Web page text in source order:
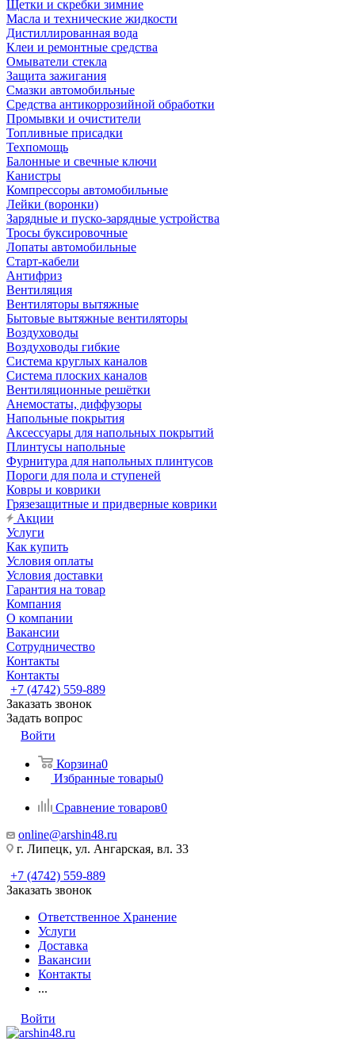
Щетки и скребки зимние
Масла и технические жидкости
Дистиллированная вода
Клеи и ремонтные средства
Омыватели стекла
Защита зажигания
Смазки автомобильные
Средства антикоррозийной обработки
Промывки и очистители
Топливные присадки
Техпомощь
Балонные и свечные ключи
Канистры
Компрессоры автомобильные
Лейки (воронки)
Зарядные и пуско-зарядные устройства
Тросы буксировочные
Лопаты автомобильные
Старт-кабели
Антифриз
Вентиляция
Вентиляторы вытяжные
Бытовые вытяжные вентиляторы
Воздуховоды
Воздуховоды гибкие
Система круглых каналов
Система плоских каналов
Вентиляционные решётки
Анемостаты, диффузоры
Напольные покрытия
Аксессуары для напольных покрытий
Плинтусы напольные
Фурнитура для напольных плинтусов
Пороги для пола и ступеней
Ковры и коврики
Грязезащитные и придверные коврики
Акции
Услуги
Как купить
Условия оплаты
Условия доставки
Гарантия на товар
Компания
О компании
Вакансии
Сотрудничество
Контакты
Контакты
+7 (4742) 559-889
Заказать звонок
Задать вопрос
Войти
Корзина0
Избранные товары0
Сравнение товаров0
online@arshin48.ru
г. Липецк, ул. Ангарская, вл. 33
+7 (4742) 559-889
Заказать звонок
Ответственное Хранение
Услуги
Доставка
Вакансии
Контакты
...
Войти